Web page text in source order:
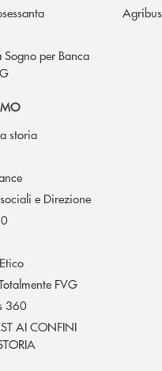
Sogno per Banca
storia
e Direzione
FVG
360
AI CONFINI